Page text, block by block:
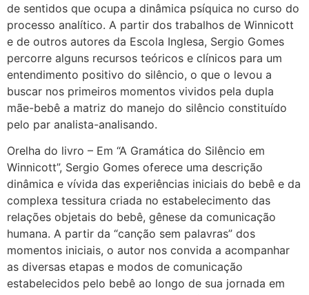
de sentidos que ocupa a dinâmica psíquica no curso do
processo analítico. A partir dos trabalhos de Winnicott
e de outros autores da Escola Inglesa, Sergio Gomes
percorre alguns recursos teóricos e clínicos para um
entendimento positivo do silêncio, o que o levou a
buscar nos primeiros momentos vividos pela dupla
mãe-bebê a matriz do manejo do silêncio constituído
pelo par analista-analisando.
Orelha do livro – Em “A Gramática do Silêncio em
Winnicott”, Sergio Gomes oferece uma descrição
dinâmica e vívida das experiências iniciais do bebê e da
complexa tessitura criada no estabelecimento das
relações objetais do bebê, gênese da comunicação
humana. A partir da “canção sem palavras” dos
momentos iniciais, o autor nos convida a acompanhar
as diversas etapas e modos de comunicação
estabelecidos pelo bebê ao longo de sua jornada em